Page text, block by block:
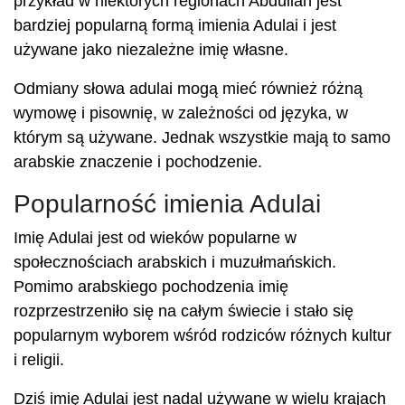
bardziej popularną formą imienia Adulai i jest
używane jako niezależne imię własne.
Odmiany słowa adulai mogą mieć również różną
wymowę i pisownię, w zależności od języka, w
którym są używane. Jednak wszystkie mają to samo
arabskie znaczenie i pochodzenie.
Popularność imienia Adulai
Imię Adulai jest od wieków popularne w
społecznościach arabskich i muzułmańskich.
Pomimo arabskiego pochodzenia imię
rozprzestrzeniło się na całym świecie i stało się
popularnym wyborem wśród rodziców różnych kultur
i religii.
Dziś imię Adulai jest nadal używane w wielu krajach